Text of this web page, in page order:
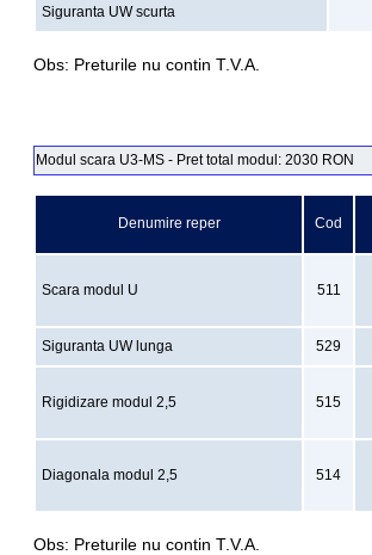
Siguranta UW scurta
Obs: Preturile nu contin T.V.A.
Modul scara U3-MS - Pret total modul: 2030 RON
Denumire reper Cod
Scara modul U 511
Siguranta UW lunga 529
Rigidizare modul 2,5 515
Diagonala modul 2,5 514
Obs: Preturile nu contin T.V.A.